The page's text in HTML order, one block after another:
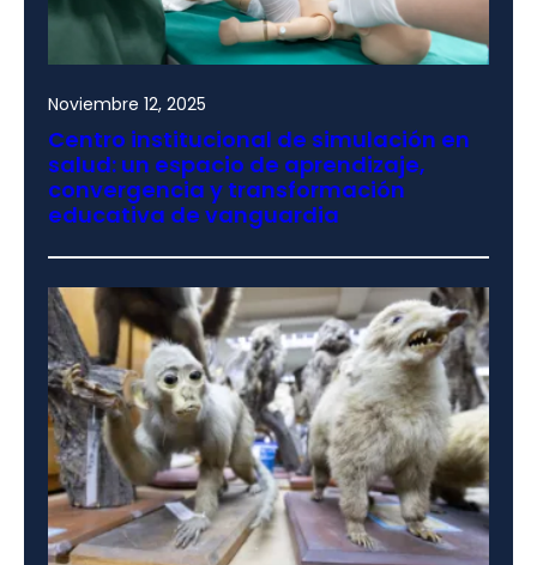
Noviembre 12, 2025
Centro institucional de simulación en
salud: un espacio de aprendizaje,
convergencia y transformación
educativa de vanguardia